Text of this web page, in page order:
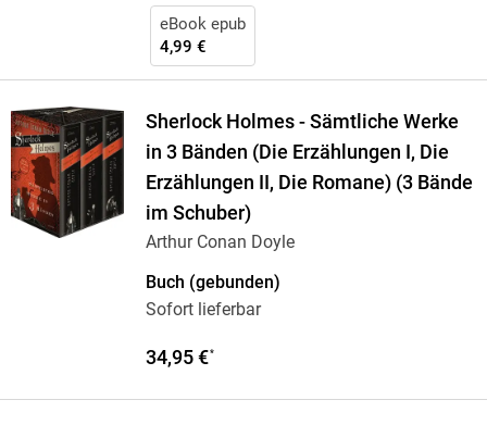
eBook epub
4,99 €
Sherlock Holmes - Sämtliche Werke
in 3 Bänden (Die Erzählungen I, Die
Erzählungen II, Die Romane) (3 Bände
im Schuber)
Arthur Conan Doyle
Buch (gebunden)
Sofort lieferbar
34,95 €*